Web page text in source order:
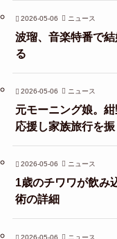
2026-05-06 ニュース
波瑠、音楽特番で
る
2026-05-06 ニュース
元モーニング娘。
応援し家族旅行を
2026-05-06 ニュース
1歳のチワワが飲み
術の詳細
2026-05-06 ニュース